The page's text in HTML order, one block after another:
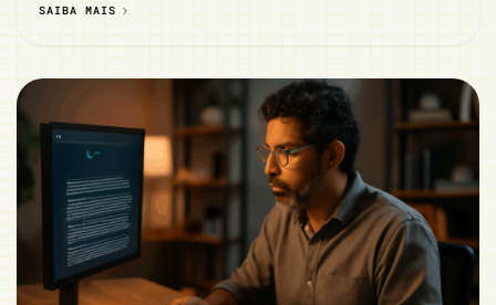
SAIBA MAIS